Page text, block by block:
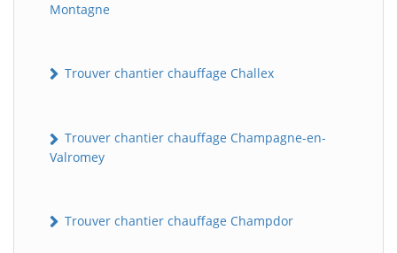
Montagne
Trouver chantier chauffage Challex
Trouver chantier chauffage Champagne-en-
Valromey
Trouver chantier chauffage Champdor